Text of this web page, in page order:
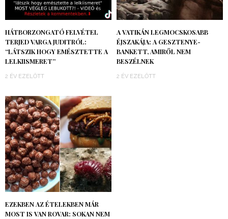
HÁTBORZONGATÓ FELVÉTEL
TERJED VARGA JUDITRÓL:
“LÁTSZIK HOGY EMÉSZTETTE A
LELKIISMERET”
2 ÉV EZELŐTT
A VATIKÁN LEGMOCSKOSABB
ÉJSZAKÁJA: A GESZTENYE-
BANKETT, AMIRŐL NEM
BESZÉLNEK
2 ÉV EZELŐTT
EZEKBEN AZ ÉTELEKBEN MÁR
MOST IS VAN ROVAR: SOKAN NEM